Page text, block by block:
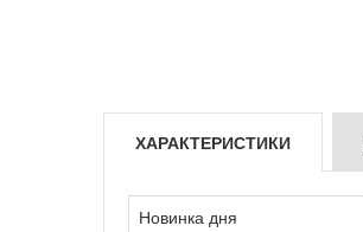
ХАРАКТЕРИСТИКИ
Новинка дня